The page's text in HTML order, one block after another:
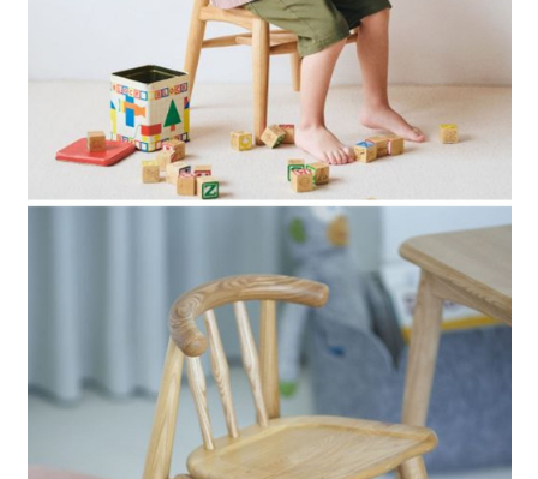
２．關於個人資料處理事宜，請瀏覽以下網址：https://aftee.tw/terms/#terms3
３．未成年的使用者請事先徵得法定代理人或監護人之同意方可使用
「AFTEE先享後付」，若未經同意申辦者引起之損失，本公司不負相關責
４．使用「AFTEE先享後付」時，將依據個別帳號之用戶狀況，依本公司即
時審查核予不同之上限額度；若仍有額度不足之情形，本公司將視審查結果
請求用戶進行身份認證。
５．嚴禁一人註冊多個帳號或使用他人資訊註冊。若發現惡意使用之情形，
恩沛科技股份有限公司將有權停止該用戶之使用額度並採取法律行動。